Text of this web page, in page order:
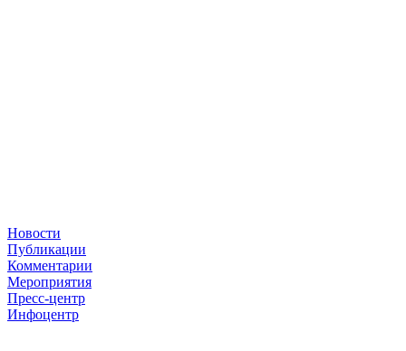
Новости
Публикации
Комментарии
Мероприятия
Пресс-центр
Инфоцентр